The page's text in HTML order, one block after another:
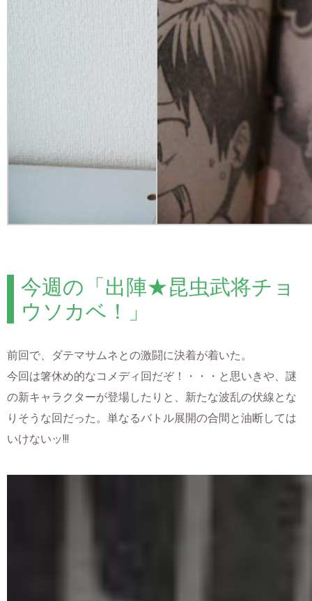
今週の「出陣★昆虫武将チョ
ウソカベ！」
前回で、ダテマサムネとの激闘に決着が着いた。
今回は箸休め的なコメディ回だぞ！・・・と思いきや、謎
の新キャラクターが登場したりと、新たな波乱の伏線とな
りそうな回だった。単なるバトル展開の合間と油断しては
いけないッ!!!